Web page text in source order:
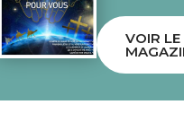
VOIR LE